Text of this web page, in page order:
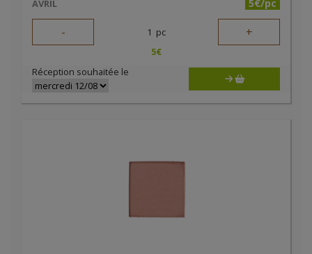
AVRIL 5€/pc
- 1 pc +
5€
Réception souhaitée le